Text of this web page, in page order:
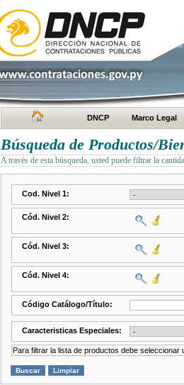
DNCP Marco Legal
Búsqueda de Productos/
A través de esta búsqueda, usted puede filtrar la
Cod. Nivel 1:
Cód. Nivel 2:
Cód. Nivel 3:
Cód. Nivel 4:
Código Catálogo/Título:
Caracteristicas Especiales:
Para filtrar la lista de productos debe seleccionar